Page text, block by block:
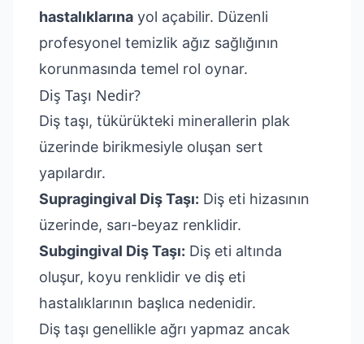
hastalıklarına yol açabilir. Düzenli
profesyonel temizlik ağız sağlığının
korunmasında temel rol oynar.
Diş Taşı Nedir?
Diş taşı, tükürükteki minerallerin plak
üzerinde birikmesiyle oluşan sert
yapılardır.
Supragingival Diş Taşı: Diş eti hizasının
üzerinde, sarı-beyaz renklidir.
Subgingival Diş Taşı: Diş eti altında
oluşur, koyu renklidir ve diş eti
hastalıklarının başlıca nedenidir.
Diş taşı genellikle ağrı yapmaz ancak